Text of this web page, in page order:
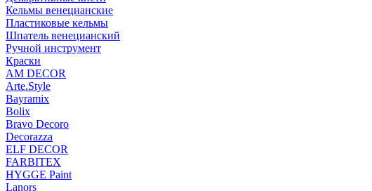
Кельмы венецианские
Пластиковые кельмы
Шпатель венецианский
Ручной инструмент
Краски
AM DECOR
Arte.Style
Bayramix
Bolix
Bravo Decoro
Decorazza
ELF DECOR
FARBITEX
HYGGE Paint
Lanors